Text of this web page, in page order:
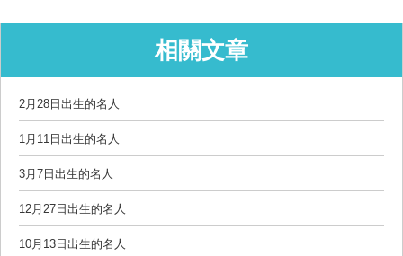
相關文章
2月28日出生的名人
1月11日出生的名人
3月7日出生的名人
12月27日出生的名人
10月13日出生的名人